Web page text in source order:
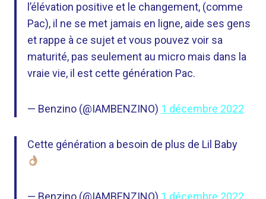
l’élévation positive et le changement, (comme
Pac), il ne se met jamais en ligne, aide ses gens
et rappe à ce sujet et vous pouvez voir sa
maturité, pas seulement au micro mais dans la
vraie vie, il est cette génération Pac.
— Benzino (@IAMBENZINO) 1 décembre 2022
Cette génération a besoin de plus de Lil Baby
— Benzino (@IAMBENZINO) 1 décembre 2022